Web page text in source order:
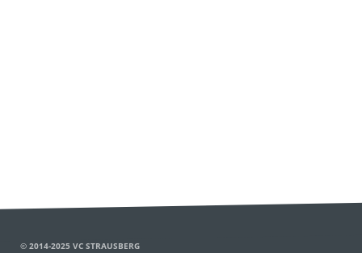
© 2014-2025 VC STRAUSBERG